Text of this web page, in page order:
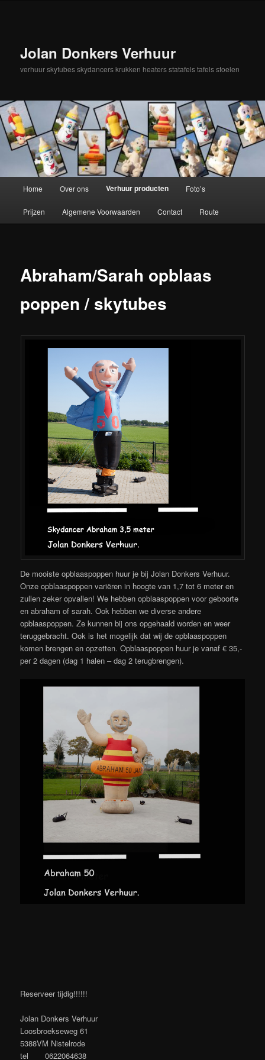
inhoudJolan Donkers Verhuur
verhuur skytubes skydancers krukken heaters statafels tafels stoelen
Home Over ons Verhuur producten Foto’s
Prijzen Algemene Voorwaarden Contact Route
Abraham/Sarah opblaas
poppen / skytubes
De mooiste opblaaspoppen huur je bij Jolan Donkers Verhuur.
Onze opblaaspoppen variëren in hoogte van 1,7 tot 6 meter en
zullen zeker opvallen! We hebben opblaaspoppen voor geboorte
en abraham of sarah. Ook hebben we diverse andere
opblaaspoppen. Ze kunnen bij ons opgehaald worden en weer
teruggebracht. Ook is het mogelijk dat wij de opblaaspoppen
komen brengen en opzetten. Opblaaspoppen huur je vanaf € 35,-
per 2 dagen (dag 1 halen – dag 2 terugbrengen).
Reserveer tijdig!!!!!!
Jolan Donkers Verhuur
Loosbroekseweg 61
5388VM Nistelrode
tel 0622064638